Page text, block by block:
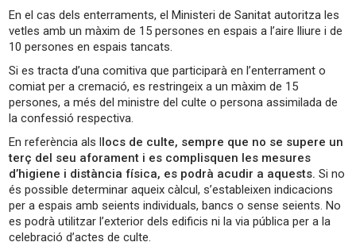
En el cas dels enterraments, el Ministeri de Sanitat autoritza les
vetles amb un màxim de 15 persones en espais a l’aire lliure i de
10 persones en espais tancats.
Si es tracta d’una comitiva que participarà en l’enterrament o
comiat per a cremació, es restringeix a un màxim de 15
persones, a més del ministre del culte o persona assimilada de
la confessió respectiva.
En referència als llocs de culte, sempre que no se supere un
terç del seu aforament i es complisquen les mesures
d’higiene i distància física, es podrà acudir a aquests. Si no
és possible determinar aqueix càlcul, s’estableixen indicacions
per a espais amb seients individuals, bancs o sense seients. No
es podrà utilitzar l’exterior dels edificis ni la via pública per a la
celebració d’actes de culte.